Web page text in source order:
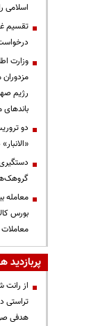
اسلامی
تقسیم
دو
بورس
پربازدید
از
تراستی
هدفی